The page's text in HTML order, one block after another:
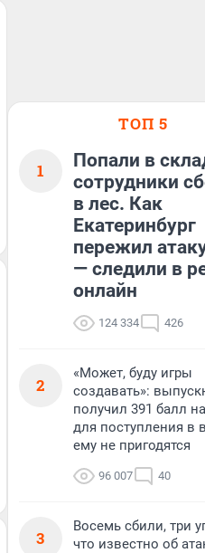
ТОП 5
1
Попали в
сотрудники
в лес. Как
Екатеринбург
пережил
— следили в
онлайн
124 334 426
2
«Может, буду игры
создавать»:
получил 391 балл
для поступления в
ему не пригодятся
96 007 40
3
Восемь сбили, три
что известно об